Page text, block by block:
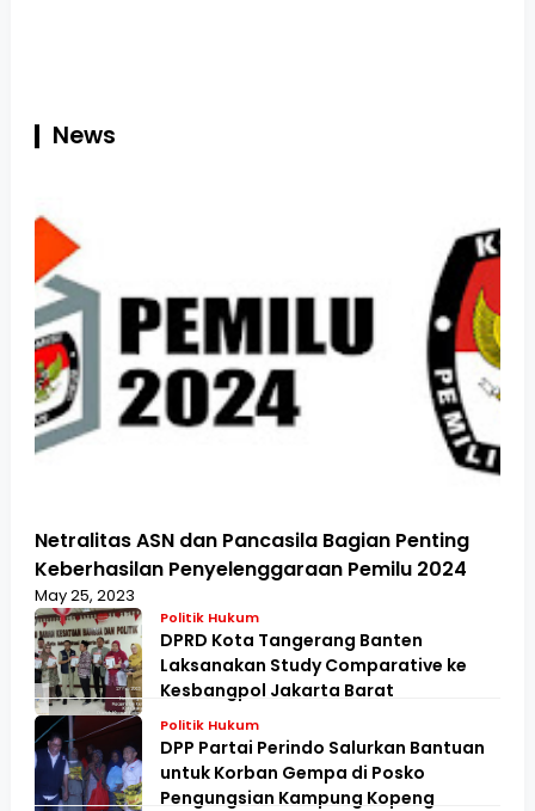
News
Netralitas ASN dan Pancasila Bagian Penting
Keberhasilan Penyelenggaraan Pemilu 2024
May 25, 2023
Politik Hukum
DPRD Kota Tangerang Banten
Laksanakan Study Comparative ke
Kesbangpol Jakarta Barat
Politik Hukum
DPP Partai Perindo Salurkan Bantuan
untuk Korban Gempa di Posko
Pengungsian Kampung Kopeng